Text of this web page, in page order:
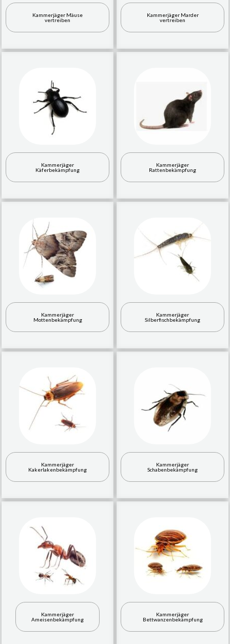
Kammerjäger Mäuse
vertreiben
Kammerjäger Marder
vertreiben
Kammerjäger
Käferbekämpfung
Kammerjäger
Rattenbekämpfung
Kammerjäger
Mottenbekämpfung
Kammerjäger
Silberfischbekämpfung
Kammerjäger
Kakerlakenbekämpfung
Kammerjäger
Schabenbekämpfung
Kammerjäger
Ameisenbekämpfung
Kammerjäger
Bettwanzenbekämpfung